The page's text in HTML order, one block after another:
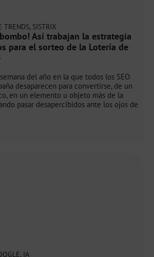
TRENDS, SISTRIX
Así trabajan la estrategia
para el sorteo de la Lotería de
del año en la que todos los SEO
desaparecen para convertirse, de un
en un elemento u objeto más de la
pasar desapercibidos ante los ojos de
, IA